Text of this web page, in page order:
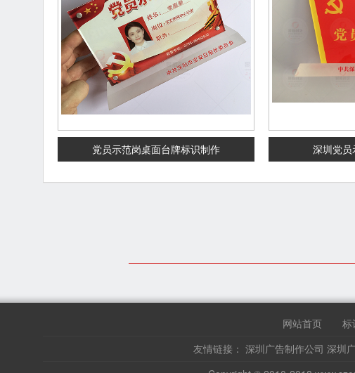
党员示范岗桌面台牌标识制作 深圳党
网站首页 标
友情链接： 深圳广告制作公司 深圳